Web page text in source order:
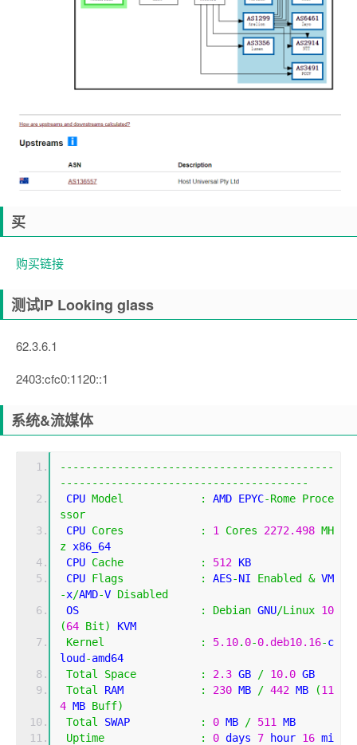
买
购买链接
测试IP Looking glass
62.3.6.1
2403:cfc0:1120::1
系统&流媒体
-------------------------------------------
---------------------------------------
CPU Model : AMD EPYC-Rome Proce
ssor
CPU Cores : 1 Cores 2272.498 MH
z x86_64
CPU Cache : 512 KB
CPU Flags : AES-NI Enabled & VM
-x/AMD-V Disabled
OS
: Debian GNU/Linux 10
(64 Bit)
KVM
Kernel
: 5.10. 0-0.deb10.16-c
loud -amd64
Total
Space : 2.3 GB / 10.0 GB
Total
RAM : 230 MB / 442 MB (11
4 MB Buff)
Total
SWAP : 0 MB / 511
MB
Uptime
: 0 days 7 hour 16 mi